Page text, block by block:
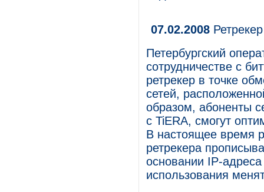
07.02.2008
Петербургский
сотрудничестве с
ретрекер в точке
сетей,
образом, абоненты
с TiERA, смогут
В настоящее время
ретрекера
основании IP-
использования